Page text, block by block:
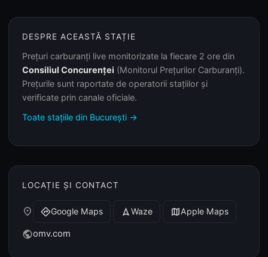
DESPRE ACEASTĂ STAȚIE
Prețuri carburanți live monitorizate la fiecare 2 ore din
Consiliul Concurenței (Monitorul Prețurilor Carburanți).
Prețurile sunt raportate de operatorii stațiilor și
verificate prin canale oficiale.
Toate stațiile din București →
LOCAȚIE ȘI CONTACT
place directionsGoogle Maps navigation Waze mapApple Maps
publicomv.com